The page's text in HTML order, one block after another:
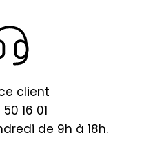
client
50 16 01
de 9h à 18h.